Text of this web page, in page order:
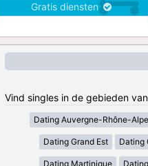
Gratis diensten
Vind singles in de gebieden
Dating Auvergne-Rhône-
Dating Grand Est Dating
Dating Martinique